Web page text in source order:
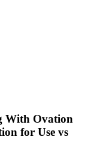
With Ovation
for Use vs